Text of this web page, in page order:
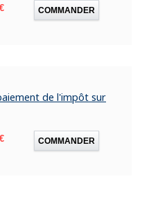
COMMANDER
de l'impôt sur
COMMANDER